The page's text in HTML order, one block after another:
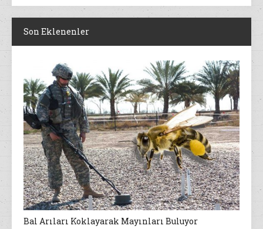
Son Eklenenler
Bal Arıları Koklayarak Mayınları Buluyor